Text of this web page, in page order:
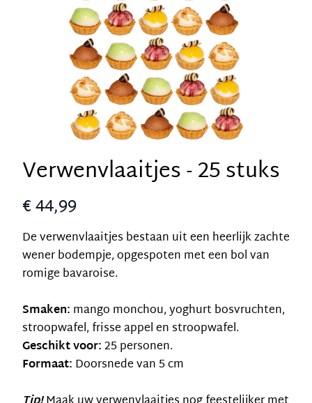
Verwenvlaaitjes - 25 stuks
€ 44,99
De verwenvlaaitjes bestaan uit een heerlijk zachte
wener bodempje, opgespoten met een bol van
romige bavaroise.
Smaken: mango monchou, yoghurt bosvruchten,
stroopwafel, frisse appel en stroopwafel.
Geschikt voor:25 personen.
Formaat: Doorsnede van 5 cm